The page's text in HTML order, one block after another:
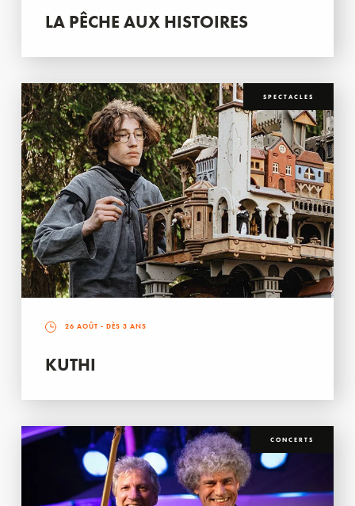
LA PÊCHE AUX HISTOIRES
SPECTACLES
26 AOÛT - DÈS 3 ANS
KUTHI
CONCERTS